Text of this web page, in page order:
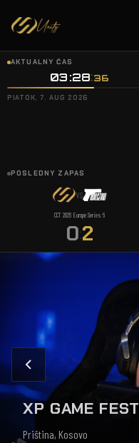
AKTUÁLNY ČAS
03:28 37
PIATOK, 7. AUG 2026
POSLEDNÝ ZÁPAS
VS
CCT 2026 Europe Series 6
0:2
XP GAME FEST
Priština, Kosovo